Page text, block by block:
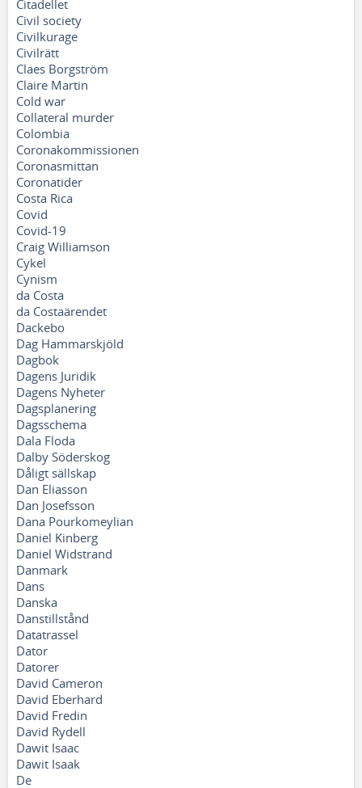
Citadellet
Civil society
Civilkurage
Civilrätt
Claes Borgström
Claire Martin
Cold war
Collateral murder
Colombia
Coronakommissionen
Coronasmittan
Coronatider
Costa Rica
Covid
Covid-19
Craig Williamson
Cykel
Cynism
da Costa
da Costaärendet
Dackebo
Dag Hammarskjöld
Dagbok
Dagens Juridik
Dagens Nyheter
Dagsplanering
Dagsschema
Dala Floda
Dalby Söderskog
Dåligt sällskap
Dan Eliasson
Dan Josefsson
Dana Pourkomeylian
Daniel Kinberg
Daniel Widstrand
Danmark
Dans
Danska
Danstillstånd
Datatrassel
Dator
Datorer
David Cameron
David Eberhard
David Fredin
David Rydell
Dawit Isaac
Dawit Isaak
De